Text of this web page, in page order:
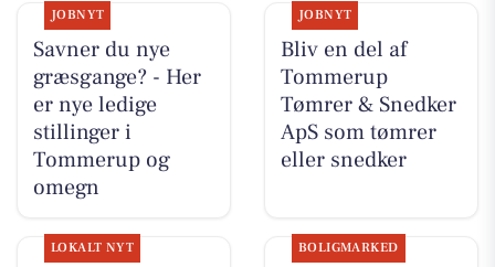
JOBNYT
Savner du nye
græsgange? - Her
er nye ledige
stillinger i
Tommerup og
omegn
JOBNYT
Bliv en del af
Tommerup
Tømrer & Snedker
ApS som tømrer
eller snedker
LOKALT NYT BOLIGMARKED